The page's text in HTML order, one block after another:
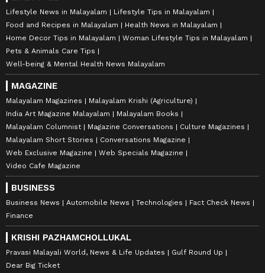
Lifestyle News in Malayalam
Lifestyle Tips in Malayalam
Food and Recipes in Malayalam
Health News in Malayalam
Home Decor Tips in Malayalam
Woman Lifestyle Tips in Malayalam
Pets & Animals Care Tips
Well-being & Mental Health News Malayalam
MAGAZINE
Malayalam Magazines
Malayalam Krishi (Agriculture)
India Art Magazine Malayalam
Malayalam Books
Malayalam Columnist
Magazine Conversations
Culture Magazines
Malayalam Short Stories
Conversations Magazine
Web Exclusive Magazine
Web Specials Magazine
Video Cafe Magazine
BUSINESS
Business News Automobile News Technologies
Fact Check News
Finance
KRISHI PAZHAMCHOLLUKAL
Pravasi Malayali World, News & Life Updates
Gulf Round Up
Dear Big Ticket